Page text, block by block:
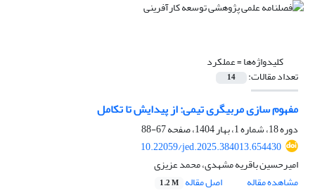
کلیدواژه‌ها =عملکرد
تعداد مقالات: 14
مفهوم سازی مربیگری تیمی: از پیدایش تا تکامل
دوره 18، شماره 1، بهار 1404، صفحه
67-88
10.22059/jed.2025.384013.654430
امیرحسین باقریه مشهدی، محمد عزیزی
مشاهده مقاله
اصل مقاله 1.2 M